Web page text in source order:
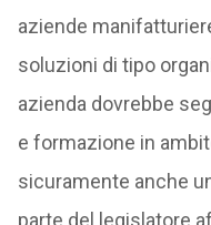
aziende
soluzioni di tipo
azienda dovrebbe
e formazione in
sicuramente anche
parte del legislatore